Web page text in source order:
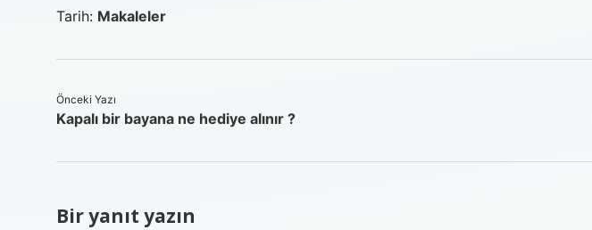
Tarih: Makaleler
Önceki Yazı
Kapalı bir bayana ne hediye alınır ?
Bir yanıt yazın